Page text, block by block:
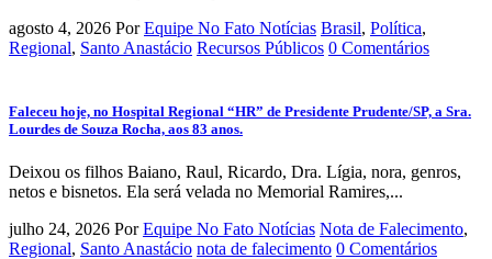
agosto 4, 2026 Por Equipe No Fato Notícias Brasil, Política,
Regional, Santo Anastácio Recursos Públicos 0 Comentários
Faleceu hoje, no Hospital Regional “HR” de Presidente Prudente/SP, a Sra.
Lourdes de Souza Rocha, aos 83 anos.
Deixou os filhos Baiano, Raul, Ricardo, Dra. Lígia, nora, genros,
netos e bisnetos. Ela será velada no Memorial Ramires,...
julho 24, 2026 Por Equipe No Fato Notícias Nota de Falecimento,
Regional, Santo Anastácio nota de falecimento 0 Comentários